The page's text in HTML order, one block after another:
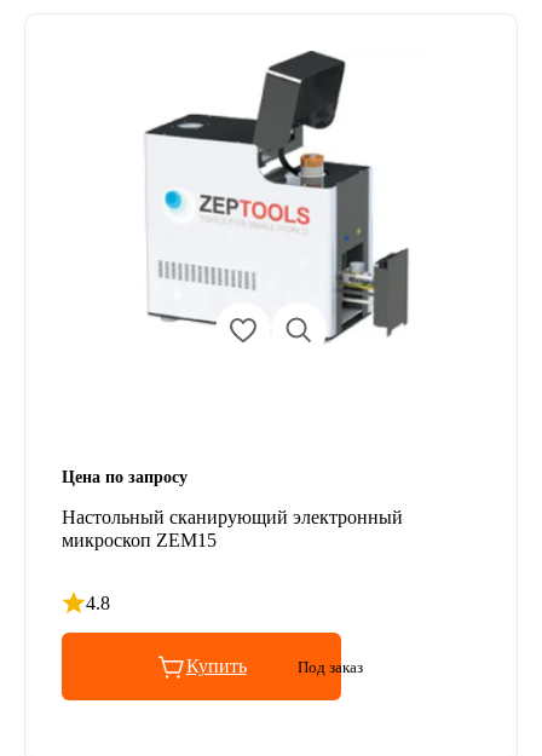
Цена по запросу
Настольный сканирующий электронный
микроскоп ZEM15
4.8
Рейтинг 4.8 из 5
Купить Под заказ